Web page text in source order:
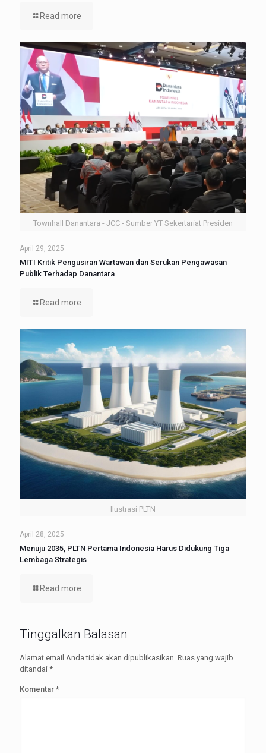
Read more
Townhall Danantara - JCC - Sumber YT Sekertariat Presiden
April 29, 2025
MITI Kritik Pengusiran Wartawan dan Serukan Pengawasan
Publik Terhadap Danantara
Read more
Ilustrasi PLTN
April 28, 2025
Menuju 2035, PLTN Pertama Indonesia Harus Didukung Tiga
Lembaga Strategis
Read more
Tinggalkan Balasan
Alamat email Anda tidak akan dipublikasikan. Ruas yang wajib
ditandai *
Komentar *